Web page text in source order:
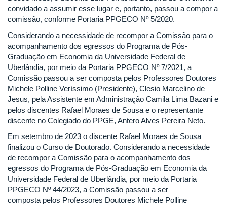
convidado a assumir esse lugar e, portanto, passou a compor a
comissão, conforme Portaria PPGECO Nº 5/2020.
Considerando a necessidade de recompor a Comissão para o
acompanhamento dos egressos do Programa de Pós-
Graduação em Economia da Universidade Federal de
Uberlândia, por meio da Portaria PPGECO Nº 7/2021, a
Comissão passou a ser composta pelos Professores Doutores
Michele Polline Veríssimo (Presidente), Clesio Marcelino de
Jesus, pela Assistente em Administração Camila Lima Bazani e
pelos discentes Rafael Moraes de Sousa e o representante
discente no Colegiado do PPGE, Antero Alves Pereira Neto.
Em setembro de 2023 o discente Rafael Moraes de Sousa
finalizou o Curso de Doutorado. Considerando a necessidade
de recompor a Comissão para o acompanhamento dos
egressos do Programa de Pós-Graduação em Economia da
Universidade Federal de Uberlândia, por meio da Portaria
PPGECO Nº 44/2023, a Comissão passou a ser
composta pelos Professores Doutores Michele Polline